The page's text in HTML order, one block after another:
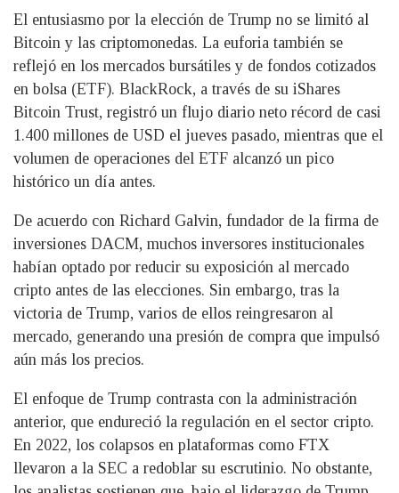
El entusiasmo por la elección de Trump no se limitó al
Bitcoin y las criptomonedas. La euforia también se
reflejó en los mercados bursátiles y de fondos cotizados
en bolsa (ETF). BlackRock, a través de su iShares
Bitcoin Trust, registró un flujo diario neto récord de casi
1.400 millones de USD el jueves pasado, mientras que el
volumen de operaciones del ETF alcanzó un pico
histórico un día antes.
De acuerdo con Richard Galvin, fundador de la firma de
inversiones DACM, muchos inversores institucionales
habían optado por reducir su exposición al mercado
cripto antes de las elecciones. Sin embargo, tras la
victoria de Trump, varios de ellos reingresaron al
mercado, generando una presión de compra que impulsó
aún más los precios.
El enfoque de Trump contrasta con la administración
anterior, que endureció la regulación en el sector cripto.
En 2022, los colapsos en plataformas como FTX
llevaron a la SEC a redoblar su escrutinio. No obstante,